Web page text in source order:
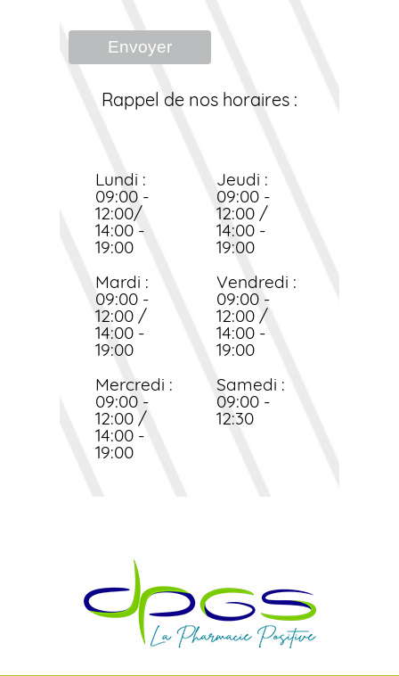
Envoyer
Rappel de nos horaires :
Lundi :
09:00 -
12:00/
14:00 -
19:00
Mardi :
09:00 -
12:00 /
14:00 -
19:00
Mercredi :
09:00 -
12:00 /
14:00 -
19:00
Jeudi :
09:00 -
12:00 /
14:00 -
19:00
Vendredi :
09:00 -
12:00 /
14:00 -
19:00
Samedi :
09:00 -
12:30